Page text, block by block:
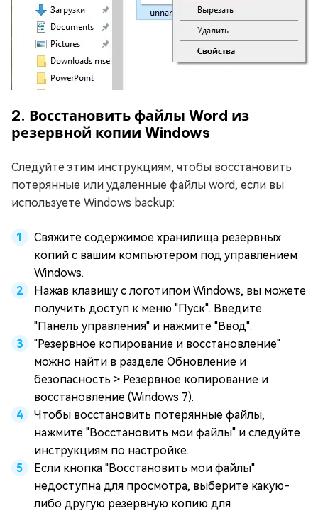
2. Восстановить файлы Word из
резервной копии Windows
Следуйте этим инструкциям, чтобы восстановить
потерянные или удаленные файлы word, если вы
используете Windows backup:
Свяжите содержимое хранилища резервных
копий с вашим компьютером под управлением
Windows.
Нажав клавишу с логотипом Windows, вы можете
получить доступ к меню "Пуск". Введите
"Панель управления" и нажмите "Ввод".
"Резервное копирование и восстановление"
можно найти в разделе Обновление и
безопасность > Резервное копирование и
восстановление (Windows 7).
Чтобы восстановить потерянные файлы,
нажмите "Восстановить мои файлы" и следуйте
инструкциям по настройке.
Если кнопка "Восстановить мои файлы"
недоступна для просмотра, выберите какую-
либо другую резервную копию для